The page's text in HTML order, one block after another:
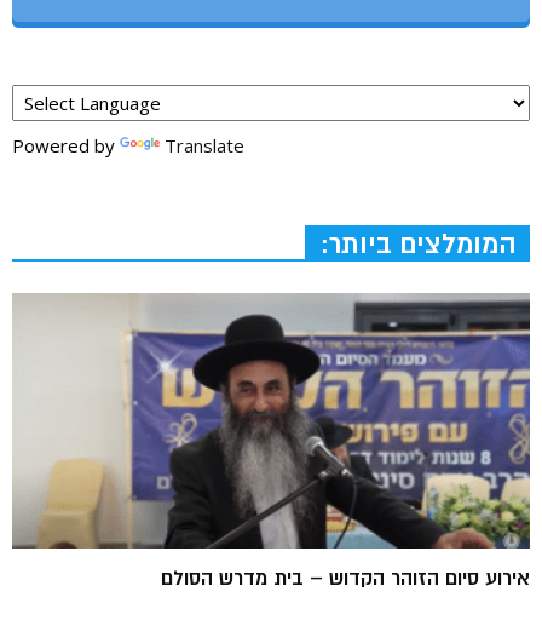
Powered by Translate
המומלצים ביותר:
אירוע סיום הזוהר הקדוש – בית מדרש הסולם